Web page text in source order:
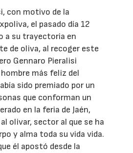
con motivo de la
el pasado día 12
a su trayectoria en
de oliva, al recoger este
Gennaro Pieralisi
más feliz del
sido premiado por un
que conforman un
en la feria de Jaén,
olivar, sector al que se ha
y alma toda su vida vida.
él apostó desde la